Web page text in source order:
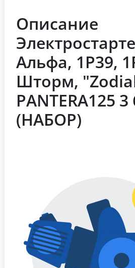
Описание
Альфа, 1P39,
Шторм,
PANTERA125
(НАБОР)